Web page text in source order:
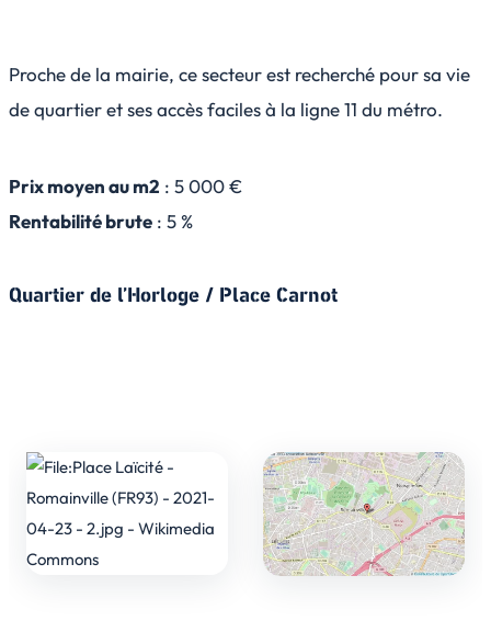
Proche de la mairie, ce secteur est recherché pour sa vie
de quartier et ses accès faciles à la ligne 11 du métro.
Prix moyen au m2 : 5 000 €
Rentabilité brute : 5 %
Quartier de l’Horloge / Place Carnot